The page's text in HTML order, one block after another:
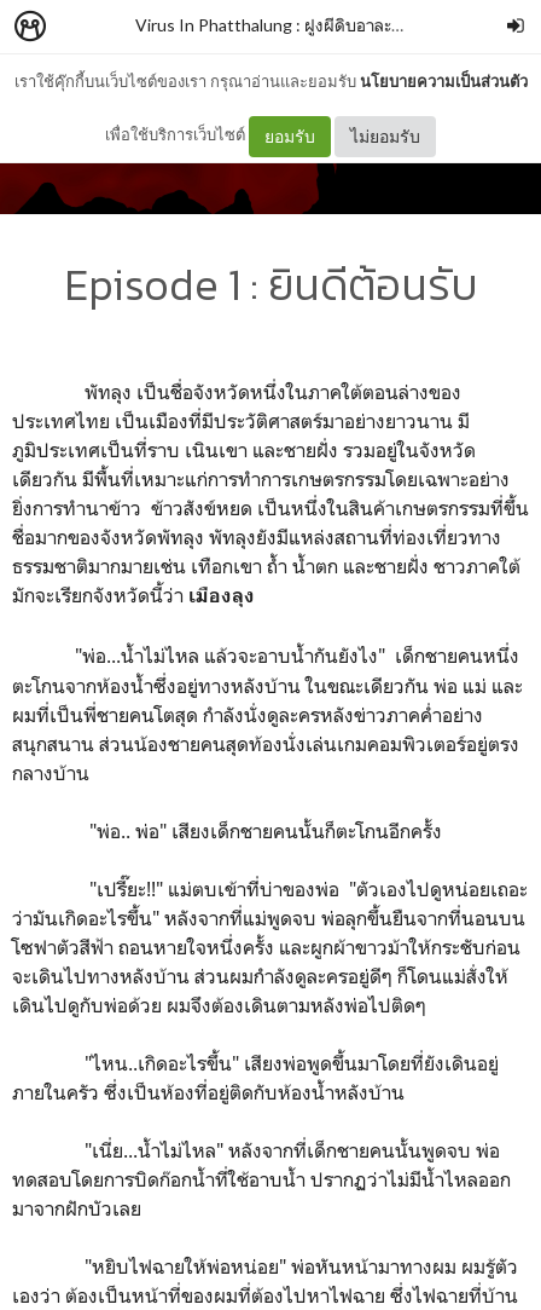
เราใช้คุ๊กกี้บนเว็บไซต์ของเรา กรุณาอ่านและยอมรับนโยบายความเป็นส่วนตัว
เพื่อใช้บริการเว็บไซต์ ยอมรับ ไม่ยอมรับ
Virus In Phatthalung : ฝูงผีดิบอาละวาดพัทลุง
Episode 1 : ยินดีต้อนรับ
พัทลุง เป็นชื่อจังหวัดหนึ่งในภาคใต้ตอนล่างของ
ประเทศไทย เป็นเมืองที่มีประวัติศาสตร์มาอย่างยาวนาน มี
ภูมิประเทศเป็นที่ราบ เนินเขา และชายฝั่ง รวมอยู่ในจังหวัด
เดียวกัน มีพื้นที่เหมาะแก่การทำการเกษตรกรรมโดยเฉพาะอย่าง
ยิ่งการทำนาข้าว ข้าวสังข์หยด เป็นหนึ่งในสินค้าเกษตรกรรมที่ขึ้น
ชื่อมากของจังหวัดพัทลุง พัทลุงยังมีแหล่งสถานที่ท่องเที่ยวทาง
ธรรมชาติมากมายเช่น เทือกเขา ถ้ำ น้ำตก และชายฝั่ง ชาวภาคใต้
มักจะเรียกจังหวัดนี้ว่า เมืองลุง
"พ่อ...น้ำไม่ไหล แล้วจะอาบน้ำกันยังไง" เด็กชายคนหนึ่ง
ตะโกนจากห้องน้ำซึ่งอยู่ทางหลังบ้าน ในขณะเดียวกัน พ่อ แม่ และ
ผมที่เป็นพี่ชายคนโตสุด กำลังนั่งดูละครหลังข่าวภาคค่ำอย่าง
สนุกสนาน ส่วนน้องชายคนสุดท้องนั่งเล่นเกมคอมพิวเตอร์อยู่ตรง
กลางบ้าน
"พ่อ.. พ่อ" เสียงเด็กชายคนนั้นก็ตะโกนอีกครั้ง
"เปรี๊ยะ!!" แม่ตบเข้าที่บ่าของพ่อ "ตัวเองไปดูหน่อยเถอะ
ว่ามันเกิดอะไรขึ้น" หลังจากที่แม่พูดจบ พ่อลุกขึ้นยืนจากที่นอนบน
โซฟาตัวสีฟ้า ถอนหายใจหนึ่งครั้ง และผูกผ้าขาวม้าให้กระชับก่อน
จะเดินไปทางหลังบ้าน ส่วนผมกำลังดูละครอยู่ดีๆ ก็โดนแม่สั่งให้
เดินไปดูกับพ่อด้วย ผมจึงต้องเดินตามหลังพ่อไปติดๆ
"ไหน..เกิดอะไรขึ้น" เสียงพ่อพูดขึ้นมาโดยที่ยังเดินอยู่
ภายในครัว ซึ่งเป็นห้องที่อยู่ติดกับห้องน้ำหลังบ้าน
"เนี่ย...น้ำไม่ไหล" หลังจากที่เด็กชายคนนั้นพูดจบ พ่อ
ทดสอบโดยการบิดก๊อกน้ำที่ใช้อาบน้ำ ปรากฏว่าไม่มีน้ำไหลออก
มาจากฝักบัวเลย
"หยิบไฟฉายให้พ่อหน่อย" พ่อหันหน้ามาทางผม ผมรู้ตัว
เองว่า ต้องเป็นหน้าที่ของผมที่ต้องไปหาไฟฉาย ซึ่งไฟฉายที่บ้าน